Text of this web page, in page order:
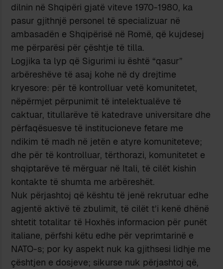
dilnin në Shqipëri gjatë viteve 1970-1980, ka
pasur gjithnjë personel të specializuar në
ambasadën e Shqipërisë në Romë, që kujdesej
me përparësi për çështje të tilla.
Logjika ta lyp që Sigurimi iu është “qasur”
arbëreshëve të asaj kohe në dy drejtime
kryesore: për të kontrolluar vetë komunitetet,
nëpërmjet përpunimit të intelektualëve të
caktuar, titullarëve të katedrave universitare dhe
përfaqësuesve të institucioneve fetare me
ndikim të madh në jetën e atyre komuniteteve;
dhe për të kontrolluar, tërthorazi, komunitetet e
shqiptarëve të mërguar në Itali, të cilët kishin
kontakte të shumta me arbëreshët.
Nuk përjashtoj që kështu të jenë rekrutuar edhe
agjentë aktivë të zbulimit, të cilët t’i kenë dhënë
shtetit totalitar të Hoxhës informacion për punët
italiane, përfshi këtu edhe për veprimtarinë e
NATO-s; por ky aspekt nuk ka gjithsesi lidhje me
çështjen e dosjeve; sikurse nuk përjashtoj që,